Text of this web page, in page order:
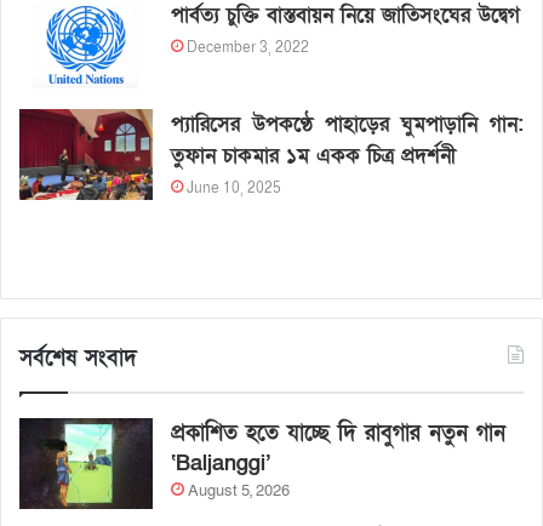
পার্বত্য চুক্তি বাস্তবায়ন নিয়ে জাতিসংঘের উদ্বেগ
December 3, 2022
প্যারিসের উপকণ্ঠে পাহাড়ের ঘুমপাড়ানি গান:
তুফান চাকমার ১ম একক চিত্র প্রদর্শনী
June 10, 2025
সর্বশেষ সংবাদ
প্রকাশিত হতে যাচ্ছে দি রাবুগার নতুন গান
‘Baljanggi’
August 5, 2026